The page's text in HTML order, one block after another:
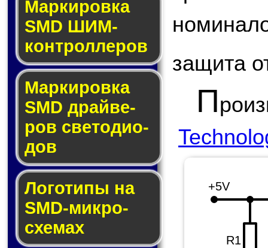
Маркировка
SMD ШИМ-
кон­трол­ле­ров
Маркировка
SMD драй­ве­
ров све­то­ди­о­
дов
Логотипы на
SMD-мик­ро­
схе­мах
защита
П
+5V
R1